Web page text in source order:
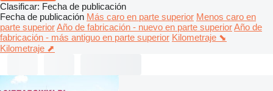
Clasificar: Fecha de publicación
Fecha de publicación Más caro en parte superior Menos caro en
parte superiorAño de fabricación - nuevo en parte superiorAño de
fabricación - más antiguo en parte superior Kilometraje ⬊
Kilometraje ⬈